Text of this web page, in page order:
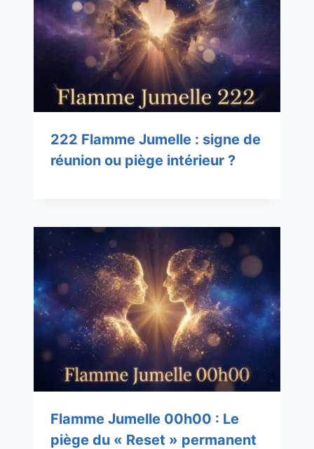
222 Flamme Jumelle : signe de
réunion ou piège intérieur ?
Flamme Jumelle 00h00 : Le
piège du « Reset » permanent